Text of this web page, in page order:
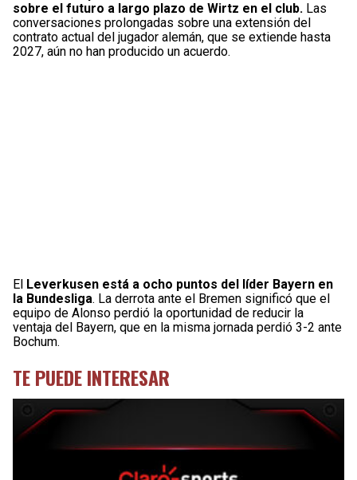
sobre el futuro a largo plazo de Wirtz en el club. Las
conversaciones prolongadas sobre una extensión del
contrato actual del jugador alemán, que se extiende hasta
2027, aún no han producido un acuerdo.
El Leverkusen está a ocho puntos del líder Bayern en
la Bundesliga. La derrota ante el Bremen significó que el
equipo de Alonso perdió la oportunidad de reducir la
ventaja del Bayern, que en la misma jornada perdió 3-2 ante
Bochum.
TE PUEDE INTERESAR